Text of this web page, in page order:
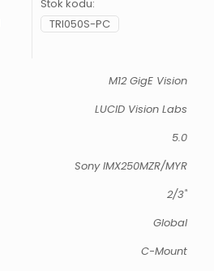
Stok kodu:
TRI050S-PC
M12 GigE Vision
LUCID Vision Labs
5.0
Sony IMX250MZR/MYR
2/3"
Global
C-Mount